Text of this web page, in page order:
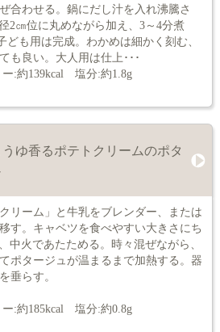
合わせる。鍋にだし汁を入れ沸騰さ
2㎝位に丸めながら加え、3～4分煮
ども用は完成。わかめは細かく刻む、
も良い。大人用は仕上･･･
:約139kcal 塩分:約1.8g
ゆ香るポテトクリームのポタ
リーム」と牛乳をブレンダー、または
す。キャベツを食べやすい大きさにち
中火であたためる。時々混ぜながら、
ポタージュが温まるまで加熱する。器
垂らす。
:約185kcal 塩分:約0.8g